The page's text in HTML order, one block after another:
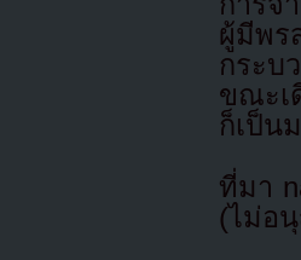
ผู้มีพร
กระ
ขณะเ
ก็เป็น
ที่มา
(ไม่อ